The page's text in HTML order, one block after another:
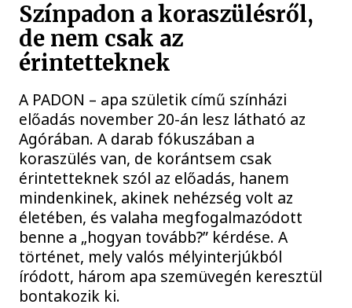
Színpadon a koraszülésről,
de nem csak az
érintetteknek
A PADON – apa születik című színházi
előadás november 20-án lesz látható az
Agórában. A darab fókuszában a
koraszülés van, de korántsem csak
érintetteknek szól az előadás, hanem
mindenkinek, akinek nehézség volt az
életében, és valaha megfogalmazódott
benne a „hogyan tovább?” kérdése. A
történet, mely valós mélyinterjúkból
íródott, három apa szemüvegén keresztül
bontakozik ki.